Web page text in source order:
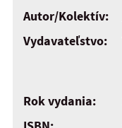
Autor/Kolektív:
Vydavateľstvo:
Rok vydania: